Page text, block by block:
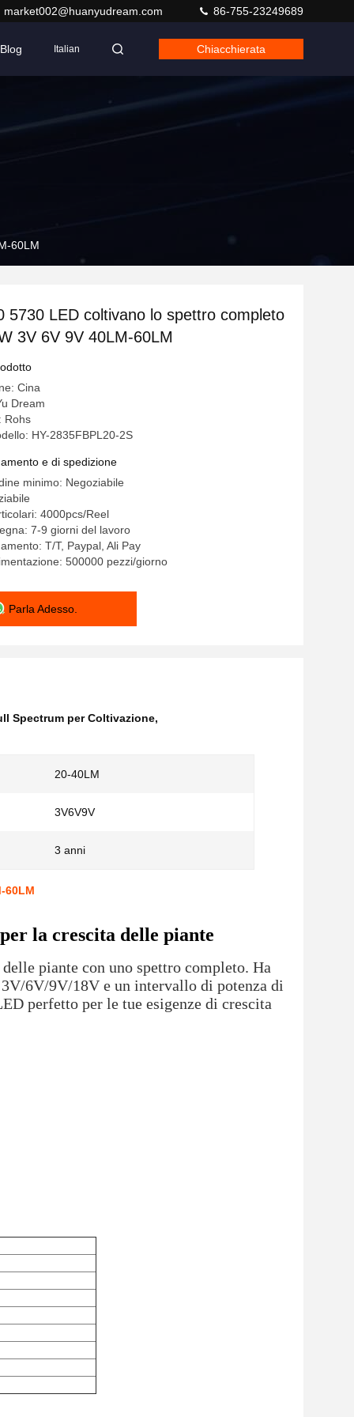
market002@huanyudream.com 86-755-23249689
Blog Italian Chiacchierata
60LM
5730 LED coltivano lo spettro completo
3V 6V 9V 40LM-60LM
Cina
Dream
Rohs
HY-2835FBPL20-2S
e di spedizione
minimo: Negoziabile
4000pcs/Reel
7-9 giorni del lavoro
T/T, Paypal, Ali Pay
500000 pezzi/giorno
Parla Adesso.
Spectrum per Coltivazione,
20-40LM
3V6V9V
3 anni
60LM
la crescita delle piante
piante con uno spettro completo. Ha
6V/9V/18V e un intervallo di potenza di
perfetto per le tue esigenze di crescita